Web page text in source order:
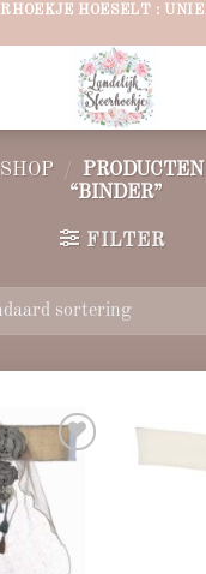
HOESELT :
SHOP /
“BINDER”
FILTER